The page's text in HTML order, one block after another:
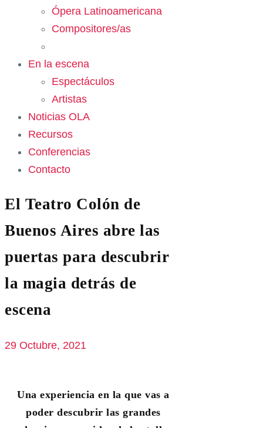
Ópera Latinoamericana
Compositores/as
En la escena
Espectáculos
Artistas
Noticias OLA
Recursos
Conferencias
Contacto
El Teatro Colón de
Buenos Aires abre las
puertas para descubrir
la magia detrás de
escena
29 Octubre, 2021
Una experiencia en la que vas a
poder descubrir las grandes